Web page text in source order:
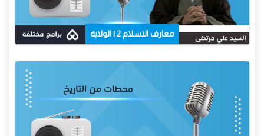
معارف الاسلام 2 | الولاية